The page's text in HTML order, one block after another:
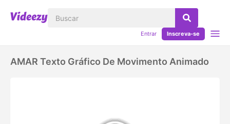
Entrar Inscreva-se
AMAR Texto Gráfico De Movimento Animado